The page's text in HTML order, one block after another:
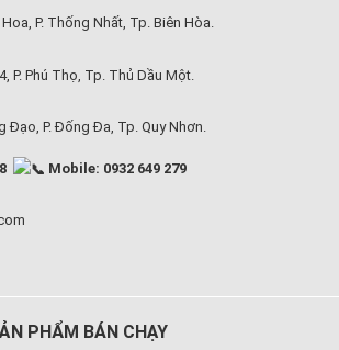
P. Thống Nhất, Tp. Biên Hòa.
Phú Thọ, Tp. Thủ Dầu Một.
P. Đống Đa, Tp. Quy Nhơn.
Mobile: 0932 649 279
PHẨM BÁN CHẠY